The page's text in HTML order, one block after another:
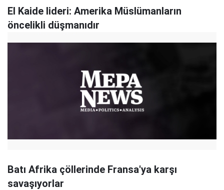
El Kaide lideri: Amerika Müslümanların
öncelikli düşmanıdır
Batı Afrika çöllerinde Fransa'ya karşı
savaşıyorlar